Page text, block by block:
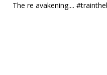
The re avakening....